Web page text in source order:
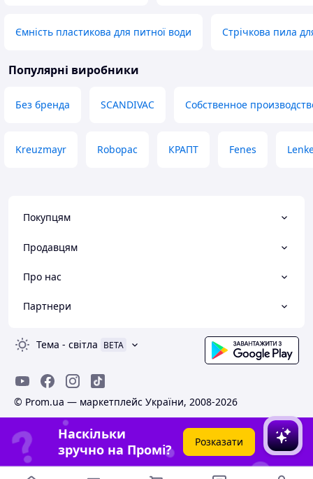
Ємність пластикова для питної води Стрічкова пила
Популярні виробники
Без бренда SCANDIVAC Собственное
Kreuzmayr Robopac КРАПТ Fenes
Покупцям
Продавцям
Про нас
Партнери
Тема - світла BETA
© Prom.ua — маркетплейс України, 2008-2026
Наскільки
зручно на Промі?
Розказати